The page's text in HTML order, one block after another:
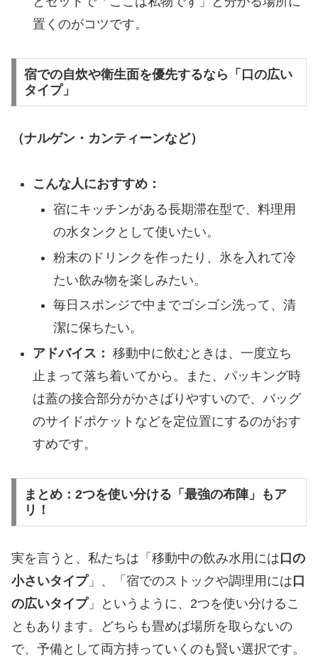
置くのがコツです。
​宿での自炊や衛生面を優先するなら「口の広い
タイプ」
（ナルゲン・カンティーンなど）
こんな人におすすめ：
​宿にキッチンがある長期滞在型で、料理用
の水タンクとして使いたい。
​粉末のドリンクを作ったり、氷を入れて冷
たい飲み物を楽しみたい。
​毎日スポンジで中までゴシゴシ洗って、清
潔に保ちたい。
アドバイス： 移動中に飲むときは、一度立ち
止まって落ち着いてから。また、パッキング時
は蓋の接合部分がかさばりやすいので、バッグ
のサイドポケットなどを定位置にするのがおす
すめです。
​まとめ：2つを使い分ける「最強の布陣」もア
リ！
​実を言うと、私たちは「移動中の飲み水用には口の
小さいタイプ」、「宿でのストックや調理用には口
の広いタイプ」というように、2つを使い分けるこ
ともあります。どちらも畳めば場所を取らないの
で、予備として両方持っていくのも賢い選択です。